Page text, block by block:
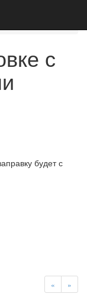
с
будет с
« »